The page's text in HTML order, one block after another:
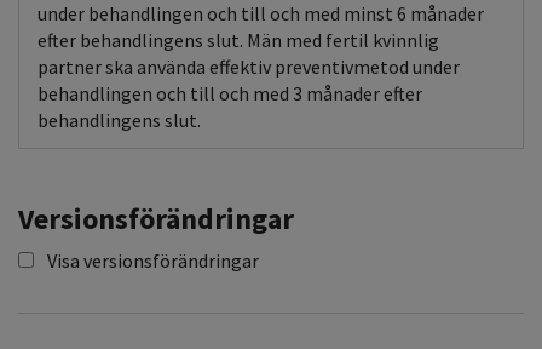
under behandlingen och till och med minst 6 månader
efter behandlingens slut. Män med fertil kvinnlig
partner ska använda effektiv preventivmetod under
behandlingen och till och med 3 månader efter
behandlingens slut.
Versionsförändringar
Visa versionsförändringar